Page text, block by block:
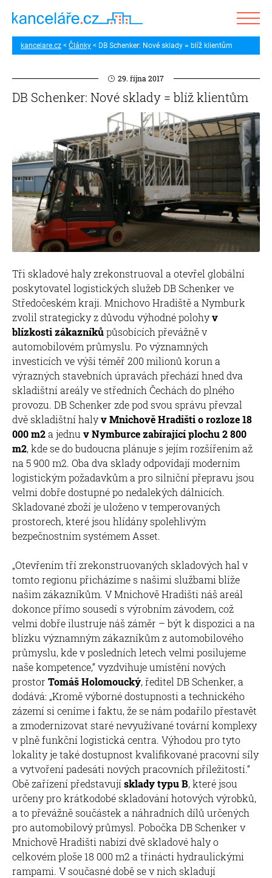
kancelare.cz Články DB Schenker: Nové sklady = blíž klientům
29. října 2017
DB Schenker: Nové sklady = blíž klientům
Tři skladové haly zrekonstruoval a otevřel globální
poskytovatel logistických služeb DB Schenker ve
Středočeském kraji. Mnichovo Hradiště a Nymburk
zvolil strategicky z důvodu výhodné polohyv
blízkosti zákazníkůpůsobících převážně v
automobilovém průmyslu. Po významných
investicích ve výši téměř 200 milionů korun a
výrazných stavebních úpravách přechází hned dva
skladištní areály ve středních Čechách do plného
provozu. DB Schenker zde pod svou správu převzal
dvě skladištní halyv Mnichově Hradišti o rozloze 18
000 m2a jednu v Nymburce zabírající plochu 2 800
m2, kde se do budoucna plánuje s jejím rozšířením až
na 5 900 m2. Oba dva sklady odpovídají moderním
logistickým požadavkům a pro silniční přepravu jsou
velmi dobře dostupné po nedalekých dálnicích.
Skladované zboží je uloženo v temperovaných
prostorech, které jsou hlídány spolehlivým
bezpečnostním systémem Asset.
„Otevřením tří zrekonstruovaných skladových hal v
tomto regionu přicházíme s našimi službami blíže
našim zákazníkům. V Mnichově Hradišti náš areál
dokonce přímo sousedí s výrobním závodem, což
velmi dobře ilustruje náš záměr – být k dispozici a na
blízku významným zákazníkům z automobilového
průmyslu, kde v posledních letech velmi posilujeme
naše kompetence,“ vyzdvihuje umístění nových
prostor Tomáš Holomoucký, ředitel DB Schenker, a
dodává: „Kromě výborné dostupnosti a technického
zázemí si ceníme i faktu, že se nám podařilo přestavět
a zmodernizovat staré nevyužívané tovární komplexy
v plně funkční logistická centra. Výhodou pro tyto
lokality je také dostupnost kvalifikované pracovní síly
a vytvoření padesáti nových pracovních příležitostí.“
Obě zařízení představují sklady typu B, které jsou
určeny pro krátkodobé skladování hotových výrobků,
a to převážně součástek a náhradních dílů určených
pro automobilový průmysl. Pobočka DB Schenker v
Mnichově Hradišti nabízí dvě skladové haly o
celkovém ploše 18 000 m2 a třinácti hydraulickými
rampami. V současné době se v nich skladují